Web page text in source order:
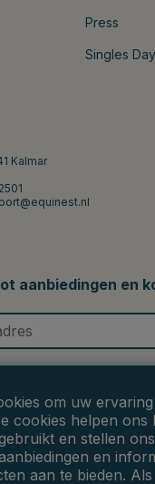
Press
Singles Day
Kalmar
aanbiedingen en
om uw ervaring
cookies helpen ons
en stellen
en
aan te bieden.